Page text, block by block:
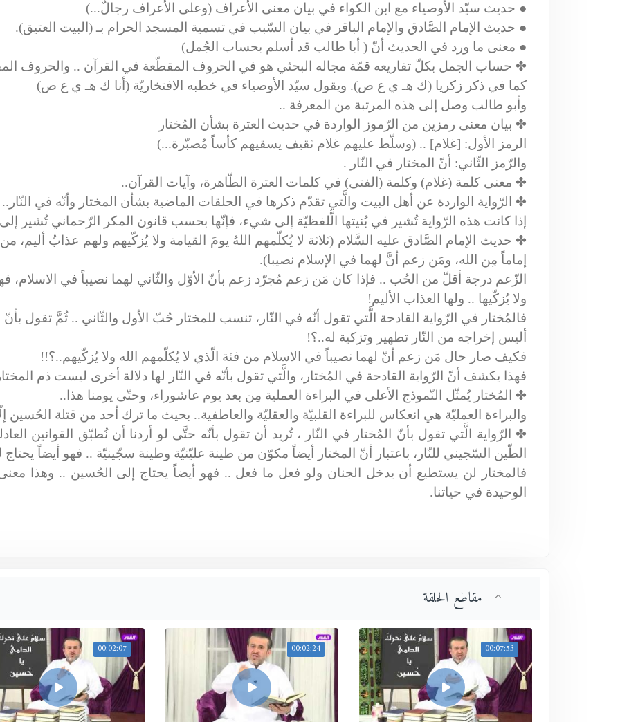
● حديث سيّد الأوصياء مع ابن الكواء في بيان معنى الأعراف (وعلى الأعراف رجالٌ...)
● حديث الإمام الصَّادق والإمام الباقر في بيان السّبب في تسمية المسجد الحرام بـ (البيت العتيق).
● معنى ما ورد في الحديث أنّ ( أبا طالب قد أسلم بحساب الجُمل)
✤ حساب الجمل بكلّ تفاريعه قمّة مجاله البحثي هو في الحروف المقطّعة في القرآن .. والحروف
كما في ذكر زكريا (ك هـ ي ع ص). ويقول سيّد الأوصياء في خطبه الافتخاريّة (أنا ك هـ ي ع ص)
وأبو طالب وصل إلى هذه المرتبة من المعرفة ..
✤ بيان معنى رمزين من الرّموز الواردة في حديث العترة بشأن المُختار
الرمز الأول: [غلام] .. (وسلّط عليهم غلام ثقيف يسقيهم كأساً مُصبّرة...)
والرّمز الثّاني: أنّ المختار في النّار .
✤ معنى كلمة (غلام) وكلمة (الفتى) في كلمات العترة الطّاهرة، وآيات القرآن..
✤ الرّواية الواردة عن أهل البيت والَّتي تقدّم ذكرها في الحلقات الماضية بشأن المختار وأنّه في
إذا كانت هذه الرّواية تُشير في بُنيتها الَّلفظيّة إلى شيء، فإنّها بحسب قانون المكر الرّحماني تُشير
✤ حديث الإمام الصَّادق عليه السَّلام (ثلاثة لا يُكلّمهم اللهُ يومَ القيامة ولا يُزكّيهم ولهم عذابٌ
إماماً مِن الله، ومَن زعم أنَّ لهما في الإسلام نصيبا).
الزّعم درجة أقلّ من الحُب .. فإذا كان مَن زعم مُجرّد زعم بأنّ الأوّل والثّاني لهما نصيباً في الاسلام، فهو
ولا يُزكّيها .. ولها العذاب الأليم!
فالمُختار في الرّواية القادحة الَّتي تقول أنّه في النّار، تنسب للمختار حُبّ الأول والثّاني .. ثُمَّ تقول
أليس إخراجه من النّار تطهير وتزكية له..؟!
فكيف صار حال مَن زعم أنّ لهما نصيباً في الاسلام من فئة الّذي لا يُكلّمهم الله ولا يُزكّيهم..؟!!
فهذا يكشف أنّ الرّواية القادحة في المُختار، والَّتي تقول بأنّه في النّار لها دلالة أخرى ليست ذم
✤ المُختار يُمثّل النّموذج الأعلى في البراءة العملية مِن بعد يوم عاشوراء، وحتّى يومنا هذا..
والبراءة العمليّة هي انعكاس للبراءة القلبيّة والعقليّة والعاطفية.. بحيث ما ترك أحد من قتلة الحُسين
✤ الرّواية الَّتي تقول بأنّ المُختار في النّار ، تُريد أن تقول بأنّه حتَّى لو أردنا أن نُطبّق القوانين
الطّين السّجيني للنّار، باعتبار أنّ المختار أيضاً مكوّن من طينة عليّنيّة وطينة سجّينيّة .. فهو أيضاً
فالمختار لن يستطيع أن يدخل الجنان ولو فعل ما فعل .. فهو أيضاً يحتاج إلى الحُسين .. وهذا
الوحيدة في حياتنا.
مقاطع الحلقة
00:07:53
00:02:24
00:02:07